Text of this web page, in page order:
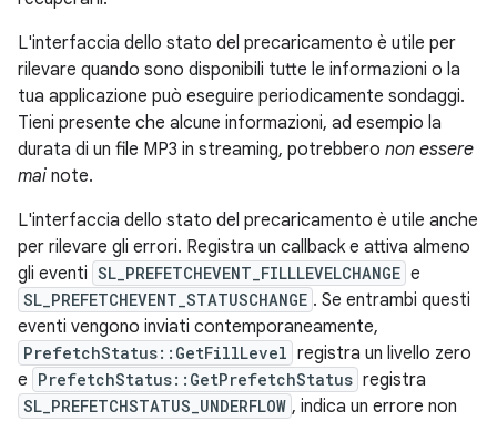
L'interfaccia dello stato del precaricamento è utile per
rilevare quando sono disponibili tutte le informazioni o la
tua applicazione può eseguire periodicamente sondaggi.
Tieni presente che alcune informazioni, ad esempio la
durata di un file MP3 in streaming, potrebbero non essere
mai note.
L'interfaccia dello stato del precaricamento è utile anche
per rilevare gli errori. Registra un callback e attiva almeno
gli eventi SL_PREFETCHEVENT_FILLLEVELCHANGE e
SL_PREFETCHEVENT_STATUSCHANGE . Se entrambi questi
eventi vengono inviati contemporaneamente,
PrefetchStatus::GetFillLevel registra un livello zero
e PrefetchStatus::GetPrefetchStatus registra
SL_PREFETCHSTATUS_UNDERFLOW , indica un errore non